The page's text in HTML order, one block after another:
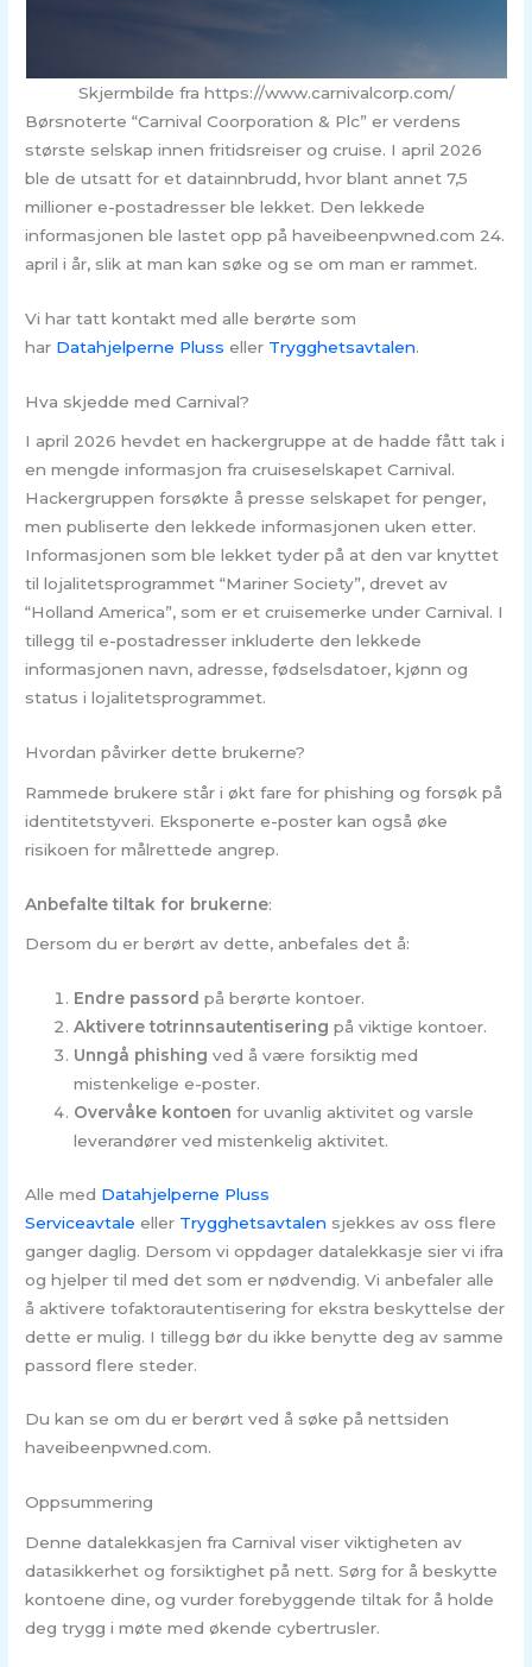
Skjermbilde fra https://www.carnivalcorp.com/
Børsnoterte “Carnival Coorporation & Plc” er verdens
største selskap innen fritidsreiser og cruise. I april 2026
ble de utsatt for et datainnbrudd, hvor blant annet 7,5
millioner e-postadresser ble lekket. Den lekkede
informasjonen ble lastet opp på haveibeenpwned.com 24.
april i år, slik at man kan søke og se om man er rammet.
Vi har tatt kontakt med alle berørte som
har Datahjelperne Pluss eller Trygghetsavtalen.
Hva skjedde med Carnival?
I april 2026 hevdet en hackergruppe at de hadde fått tak i
en mengde informasjon fra cruiseselskapet Carnival.
Hackergruppen forsøkte å presse selskapet for penger,
men publiserte den lekkede informasjonen uken etter.
Informasjonen som ble lekket tyder på at den var knyttet
til lojalitetsprogrammet “Mariner Society”, drevet av
“Holland America”, som er et cruisemerke under Carnival. I
tillegg til e-postadresser inkluderte den lekkede
informasjonen navn, adresse, fødselsdatoer, kjønn og
status i lojalitetsprogrammet.
Hvordan påvirker dette brukerne?
Rammede brukere står i økt fare for phishing og forsøk på
identitetstyveri. Eksponerte e-poster kan også øke
risikoen for målrettede angrep.
Anbefalte tiltak for brukerne:
Dersom du er berørt av dette, anbefales det å:
Endre passord på berørte kontoer.
Aktivere totrinnsautentisering på viktige kontoer.
Unngå phishing ved å være forsiktig med
mistenkelige e-poster.
Overvåke kontoen for uvanlig aktivitet og varsle
leverandører ved mistenkelig aktivitet.
Alle med Datahjelperne Pluss
Serviceavtale eller Trygghetsavtalen sjekkes av oss flere
ganger daglig. Dersom vi oppdager datalekkasje sier vi ifra
og hjelper til med det som er nødvendig. Vi anbefaler alle
å aktivere tofaktorautentisering for ekstra beskyttelse der
dette er mulig. I tillegg bør du ikke benytte deg av samme
passord flere steder.
Du kan se om du er berørt ved å søke på nettsiden
haveibeenpwned.com.
Oppsummering
Denne datalekkasjen fra Carnival viser viktigheten av
datasikkerhet og forsiktighet på nett. Sørg for å beskytte
kontoene dine, og vurder forebyggende tiltak for å holde
deg trygg i møte med økende cybertrusler.